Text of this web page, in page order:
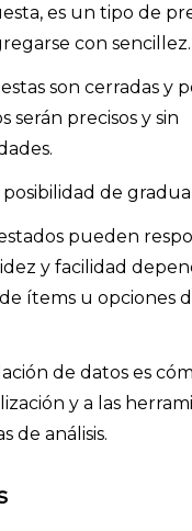
es un tipo de
con sencillez.
son cerradas y
serán precisos y sin
de
pueden
y facilidad
ítems u opciones
de datos es
y a las
de análisis.